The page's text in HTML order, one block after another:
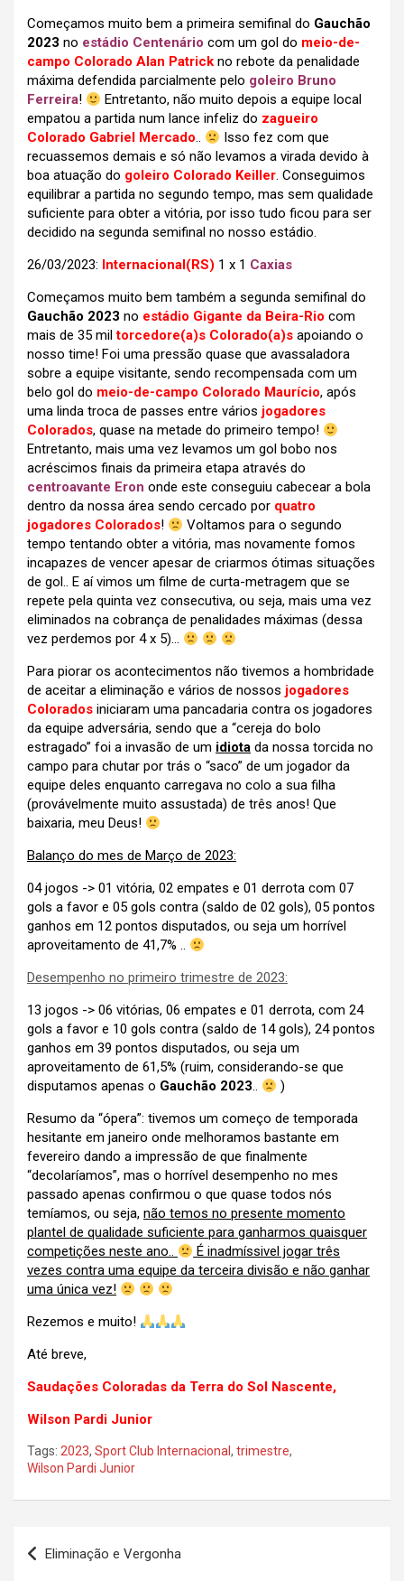
Começamos muito bem a primeira semifinal do Gauchão
2023 no estádio Centenário com um gol do meio-de-
campo Colorado Alan Patrick no rebote da penalidade
máxima defendida parcialmente pelo goleiro Bruno
Ferreira!
Entretanto, não muito depois a equipe local
empatou a partida num lance infeliz do zagueiro
Colorado Gabriel Mercado..
Isso fez com que
recuassemos demais e só não levamos a virada devido à
boa atuação do goleiro Colorado Keiller. Conseguimos
equilibrar a partida no segundo tempo, mas sem qualidade
suficiente para obter a vitória, por isso tudo ficou para ser
decidido na segunda semifinal no nosso estádio.
26/03/2023: Internacional(RS) 1 x 1 Caxias
Começamos muito bem também a segunda semifinal do
Gauchão 2023 no estádio Gigante da Beira-Rio com
mais de 35 miltorcedore(a)s Colorado(a)s apoiando o
nosso time! Foi uma pressão quase que avassaladora
sobre a equipe visitante, sendo recompensada com um
belo gol do meio-de-campo Colorado Maurício, após
uma linda troca de passes entre vários jogadores
Colorados, quase na metade do primeiro tempo!
Entretanto, mais uma vez levamos um gol bobo nos
acréscimos finais da primeira etapa através do
centroavante Eron onde este conseguiu cabecear a bola
dentro da nossa área sendo cercado por quatro
jogadores Colorados!
Voltamos para o segundo
tempo tentando obter a vitória, mas novamente fomos
incapazes de vencer apesar de criarmos ótimas situações
de gol.. E aí vimos um filme de curta-metragem que se
repete pela quinta vez consecutiva, ou seja, mais uma vez
eliminados na cobrança de penalidades máximas (dessa
vez perdemos por 4 x 5)…
Para piorar os acontecimentos não tivemos a hombridade
de aceitar a eliminação e vários de nossos jogadores
Colorados iniciaram uma pancadaria contra os jogadores
da equipe adversária, sendo que a “cereja do bolo
estragado” foi a invasão de um idiota da nossa torcida no
campo para chutar por trás o “saco” de um jogador da
equipe deles enquanto carregava no colo a sua filha
(provávelmente muito assustada) de três anos! Que
baixaria, meu Deus!
Balanço do mes de Março de 2023:
04 jogos -> 01 vitória, 02 empates e 01 derrota com 07
gols a favor e 05 gols contra (saldo de 02 gols), 05 pontos
ganhos em 12 pontos disputados, ou seja um horrível
aproveitamento de 41,7% ..
Desempenho no primeiro trimestre de 2023:
13 jogos -> 06 vitórias, 06 empates e 01 derrota, com 24
gols a favor e 10 gols contra (saldo de 14 gols), 24 pontos
ganhos em 39 pontos disputados, ou seja um
aproveitamento de 61,5% (ruim, considerando-se que
disputamos apenas o Gauchão 2023..
)
Resumo da “ópera”: tivemos um começo de temporada
hesitante em janeiro onde melhoramos bastante em
fevereiro dando a impressão de que finalmente
“decolaríamos”, mas o horrível desempenho no mes
passado apenas confirmou o que quase todos nós
temíamos, ou seja, não temos no presente momento
plantel de qualidade suficiente para ganharmos quaisquer
competições neste ano..
É inadmíssivel jogar três
vezes contra uma equipe da terceira divisão e não ganhar
uma única vez!
Rezemos e muito!
Até breve,
Saudações Coloradas da Terra do Sol Nascente,
Wilson Pardi Junior
Tags: 2023, Sport Club Internacional , trimestre,
Wilson Pardi Junior
Navegação
de
Eliminação e Vergonha